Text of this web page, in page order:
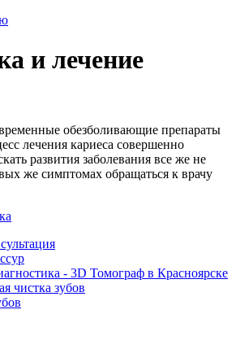
и лечение
обезболивающие препараты
лечения кариеса совершенно
развития заболевания все же не
же симптомах обращаться к врачу
- 3D Томограф в Красноярске
чистка зубов